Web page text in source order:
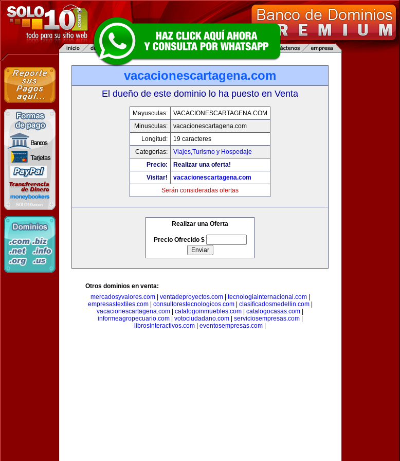
vacacionescartagena.com
El dueño de este dominio lo ha puesto en Venta
Mayusculas:
VACACIONESCARTAGENA.COM
Minusculas:
vacacionescartagena.com
Longitud:
19 caracteres
Categorias:
Viajes,Turismo y Hospedaje
Precio:
Realizar una oferta!
Visitar!
vacacionescartagena.com
Serán consideradas ofertas
Realizar una Oferta
Precio Ofrecido $
Otros dominios en venta:
mercadosyvalores.com| ventadeproyectos.com| tecnologiainternacional.com|
empresastextiles.com| consultorestecnologicos.com| clasificadosmedellin.com|
vacacionescartagena.com
catalogoinmuebles.com catalogocasas.com
informeagropecuario.com| votociudadano.com| serviciosempresas.com|
librosinteractivos.com
eventosempresas.com